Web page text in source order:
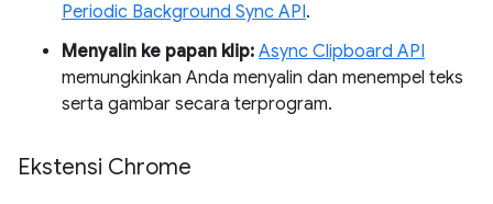
Periodic Background Sync API.
Menyalin ke papan klip: Async Clipboard API
memungkinkan Anda menyalin dan menempel teks
serta gambar secara terprogram.
Ekstensi Chrome